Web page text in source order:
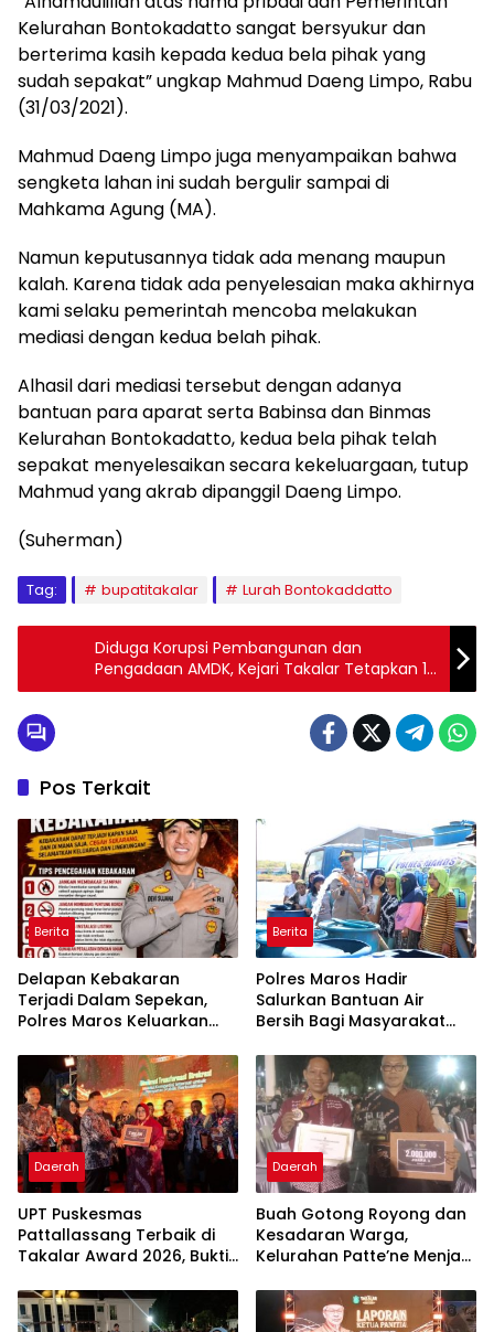
Kelurahan Bontokadatto sangat bersyukur dan
berterima kasih kepada kedua bela pihak yang
sudah sepakat” ungkap Mahmud Daeng Limpo, Rabu
(31/03/2021).
Mahmud Daeng Limpo juga menyampaikan bahwa
sengketa lahan ini sudah bergulir sampai di
Mahkama Agung (MA).
Namun keputusannya tidak ada menang maupun
kalah. Karena tidak ada penyelesaian maka akhirnya
kami selaku pemerintah mencoba melakukan
mediasi dengan kedua belah pihak.
Alhasil dari mediasi tersebut dengan adanya
bantuan para aparat serta Babinsa dan Binmas
Kelurahan Bontokadatto, kedua bela pihak telah
sepakat menyelesaikan secara kekeluargaan, tutup
Mahmud yang akrab dipanggil Daeng Limpo.
(Suherman)
Tag: bupatitakalar Lurah Bontokaddatto
Diduga Korupsi Pembangunan dan
Pengadaan AMDK, Kejari Takalar Tetapkan 1
Tersangka
Pos Terkait
Berita
Delapan Kebakaran
Terjadi Dalam Sepekan,
Polres Maros Keluarkan
Masyarakat
Berita
Polres Maros Hadir
Salurkan Bantuan Air
Bersih Bagi Masyarakat
Di Maros
Daerah
UPT Puskesmas
Pattallassang Terbaik di
Takalar Award 2026, Bukti
Pelayanan Kesehatan
Berkualitas
Daerah
Buah Gotong Royong dan
Kesadaran Warga,
Kelurahan Patte’ne Menjadi
2026